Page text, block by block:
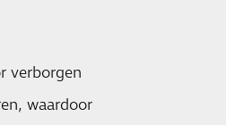
verborgen
waardoor